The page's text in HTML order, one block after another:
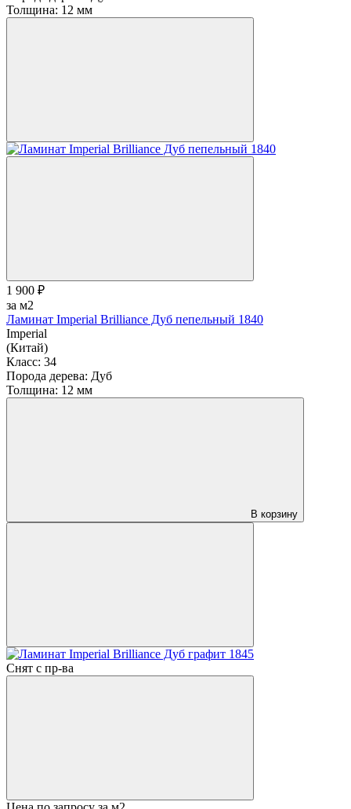
Толщина: 12 мм
1 900 ₽
за м2
Ламинат Imperial Brilliance Дуб пепельный 1840
Imperial
(Китай)
Класс: 34
Порода дерева: Дуб
Толщина: 12 мм
В корзину
Снят с пр-ва